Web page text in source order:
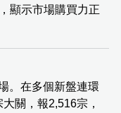
顯示市場購買力正
。在多個新盤連環
關，報2,516宗，